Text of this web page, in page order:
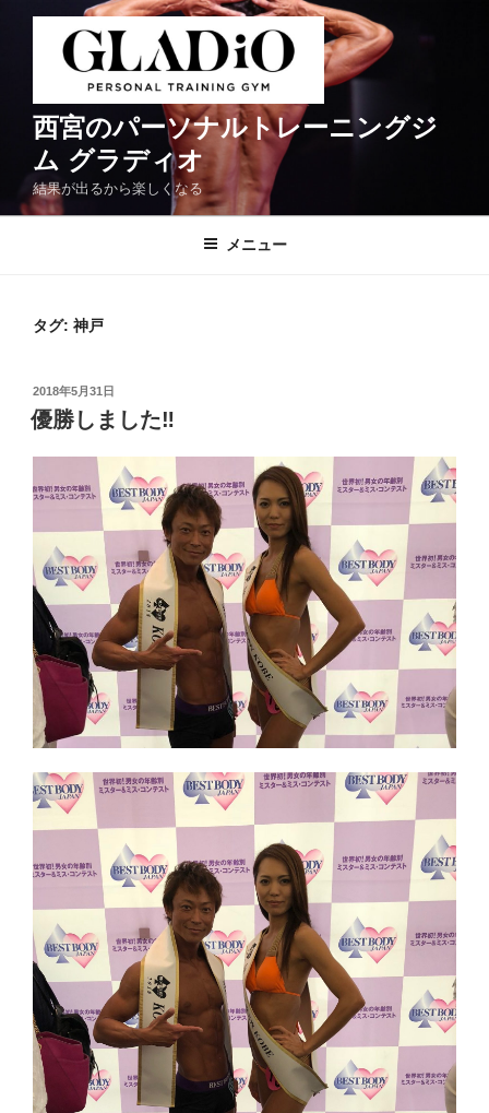
ッ
西宮のパーソナルトレーニングジ
ム グラディオ
結果が出るから楽しくなる
メニュー
タグ: 神戸
投
稿
日:
2018年5月31日
優勝しました‼